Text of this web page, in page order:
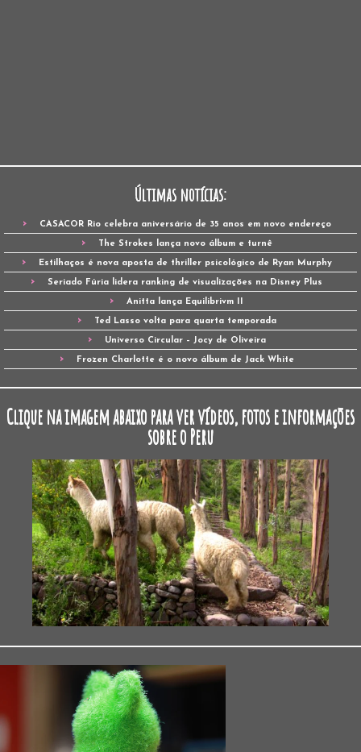
Últimas notícias:
CASACOR Rio celebra aniversário de 35 anos em novo endereço
The Strokes lança novo álbum e turnê
Estilhaços é nova aposta de thriller psicológico de Ryan Murphy
Seriado Fúria lidera ranking de visualizações na Disney Plus
Anitta lança Equilibrivm II
Ted Lasso volta para quarta temporada
Universo Circular – Jocy de Oliveira
Frozen Charlotte é o novo álbum de Jack White
Clique na imagem abaixo para ver vídeos, fotos e informações
sobre o Peru